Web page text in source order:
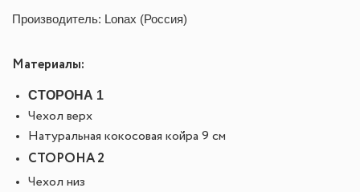
Производитель: Lonax (Россия)
Материалы:
СТОРОНА 1
Чехол верх
Натуральная кокосовая койра 9 см
СТОРОНА 2
Чехол низ